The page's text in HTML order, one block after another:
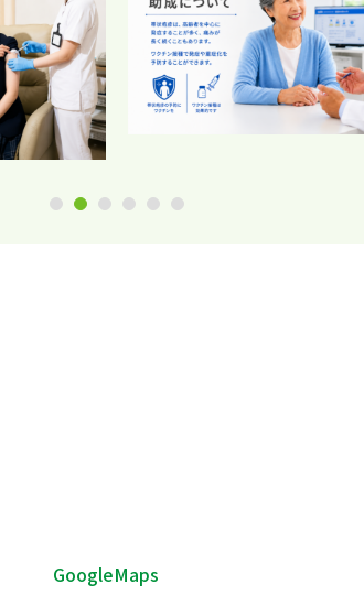
1 2 3 4 5 6
GoogleMaps